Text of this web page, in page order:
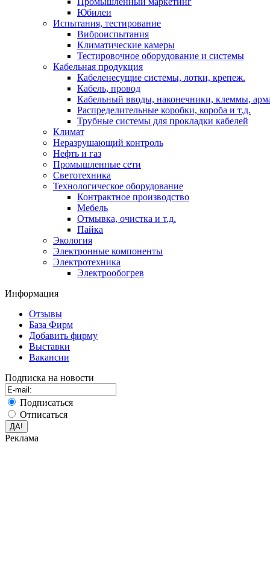
Юбилеи
Испытания, тестирование
Виброиспытания
Климатические камеры
Тестировочное оборудование и системы
Кабельная продукция
Кабеленесущие системы, лотки, крепеж.
Кабель, провод
Кабельный вводы, наконечники, клеммы,
Распределительные коробки, короба и т.д.
Трубные системы для прокладки кабелей
Климат
Неразрушающий контроль
Нефть и газ
Промышленные сети
Светотехника
Технологическое оборудование
Контрактное производство
Мебель
Отмывка, очистка и т.д.
Пайка
Экология
Электронные компоненты
Электротехника
Электрообогрев
Информация
Отзывы
База Фирм
Добавить фирму
Выставки
Вакансии
Подписка на новости
Подписаться
Отписаться
Реклама